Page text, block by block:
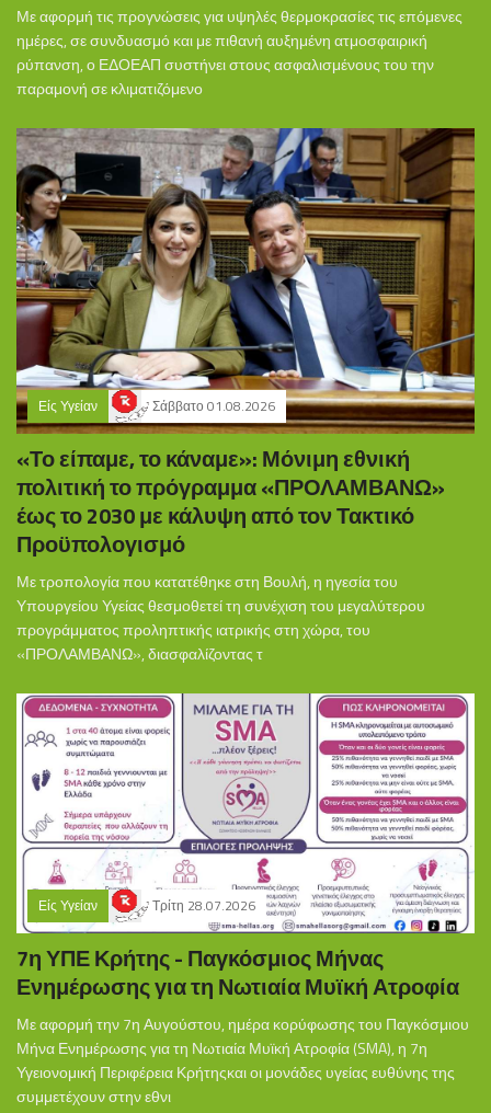
Με αφορμή τις προγνώσεις για υψηλές θερμοκρασίες τις επόμενες
ημέρες, σε συνδυασμό και με πιθανή αυξημένη ατμοσφαιρική
ρύπανση, ο ΕΔΟΕΑΠ συστήνει στους ασφαλισμένους του την
παραμονή σε κλιματιζόμενο
Είς Υγείαν Σάββατο 01.08.2026
«Το είπαμε, το κάναμε»: Μόνιμη εθνική
πολιτική το πρόγραμμα «ΠΡΟΛΑΜΒΑΝΩ»
έως το 2030 με κάλυψη από τον Τακτικό
Προϋπολογισμό
Με τροπολογία που κατατέθηκε στη Βουλή, η ηγεσία του
Υπουργείου Υγείας θεσμοθετεί τη συνέχιση του μεγαλύτερου
προγράμματος προληπτικής ιατρικής στη χώρα, του
«ΠΡΟΛΑΜΒΑΝΩ», διασφαλίζοντας τ
Είς Υγείαν Τρίτη 28.07.2026
7η ΥΠΕ Κρήτης - Παγκόσμιος Μήνας
Ενημέρωσης για τη Νωτιαία Μυϊκή Ατροφία
Με αφορμή την 7η Αυγούστου, ημέρα κορύφωσης του Παγκόσμιου
Μήνα Ενημέρωσης για τη Νωτιαία Μυϊκή Ατροφία (SMA), η 7η
Υγειονομική Περιφέρεια Κρήτηςκαι οι μονάδες υγείας ευθύνης της
συμμετέχουν στην εθνι